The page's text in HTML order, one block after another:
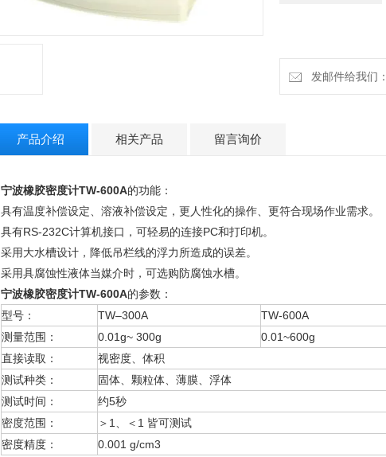
发邮件给我们
产品介绍 相关产品 留言询价
宁波橡胶密度计TW-600A的功能：
具有温度补偿设定、溶液补偿设定，更人性化的操作、更符合现场作业需求。
具有RS-232C计算机接口，可轻易的连接PC和打印机。
采用大水槽设计，降低吊栏线的浮力所造成的误差。
采用具腐蚀性液体当媒介时，可选购防腐蚀水槽。
宁波橡胶密度计TW-600A的参数：
型号：
TW–300A
TW-600A
测量范围：
0.01g~ 300g
0.01~600g
直接读取：
视密度、体积
测试种类：
固体、颗粒体、薄膜、浮体
测试时间：
约5秒
密度范围：
＞1、＜1 皆可测试
密度精度：
0.001 g/cm3